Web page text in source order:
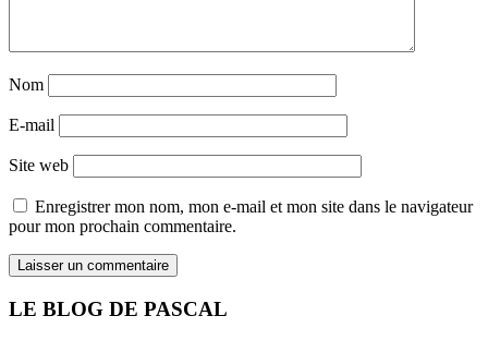
Nom
E-mail
Site web
Enregistrer mon nom, mon e-mail et mon site dans le navigateur
pour mon prochain commentaire.
LE BLOG DE PASCAL